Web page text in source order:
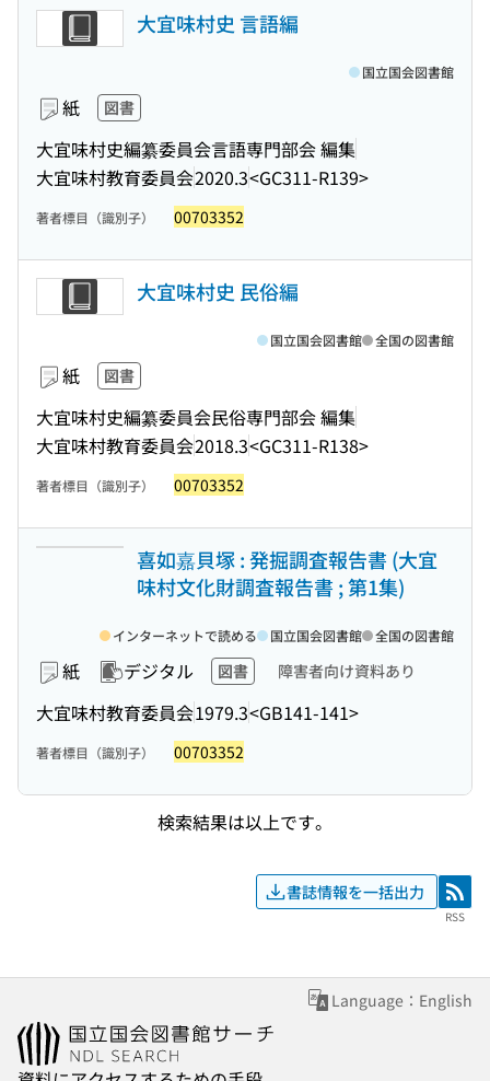
大宜味村史 言語編
紙 図書
大宜味村史編纂委員会言語専門部会 編集
大宜味村教育委員会2020.3<GC311-R139>
国立国会図書館
著者標目（識別子） 00703352
大宜味村史 民俗編
紙 図書
大宜味村史編纂委員会民俗専門部会 編集
大宜味村教育委員会2018.3<GC311-R138>
国立国会図書館 全国の図書館
著者標目（識別子） 00703352
喜如嘉貝塚 : 発掘調査報告書 (大宜
味村文化財調査報告書 ; 第1集)
紙 デジタル 図書 障害者向け資料あり
大宜味村教育委員会1979.3<GB141-141>
インターネットで読める 国立国会図書館 全国の図書館
著者標目（識別子） 00703352
検索結果は以上です。
書誌情報を一括出力 RSS
RSS
Language：English